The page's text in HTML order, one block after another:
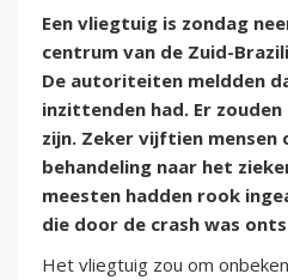
Een vliegtuig is zondag
centrum van de Zuid-
De autoriteiten meldden
inzittenden had. Er
zijn. Zeker vijftien mensen
behandeling naar het
meesten hadden rook
die door de crash was
Het vliegtuig zou om